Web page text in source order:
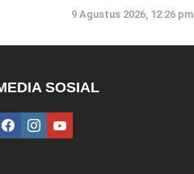
9 Agustus 2026, 12:26 pm
SOSIAL
facebookinstagramyoutube